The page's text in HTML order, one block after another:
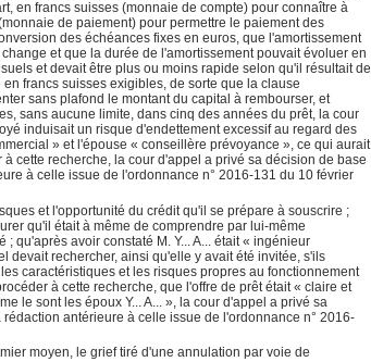
en francs suisses (monnaie de compte) pour connaître à
de paiement) pour permettre le paiement des
des échéances fixes en euros, que l'amortissement
et que la durée de l'amortissement pouvait évoluer en
et devait être plus ou moins rapide selon qu'il résultait de
francs suisses exigibles, de sorte que la clause
sans plafond le montant du capital à rembourser, et
sans aucune limite, dans cinq des années du prêt, la cour
induisait un risque d'endettement excessif au regard des
» et l'épouse « conseillère prévoyance », ce qui aurait
cette recherche, la cour d'appel a privé sa décision de base
à celle issue de l'ordonnance n° 2016-131 du 10 février
et l'opportunité du crédit qu'il se prépare à souscrire ;
qu'il était à même de comprendre par lui-même
qu'après avoir constaté M. Y... A... était « ingénieur
devait rechercher, ainsi qu'elle y avait été invitée, s'ils
caractéristiques et les risques propres au fonctionnement
à cette recherche, que l'offre de prêt était « claire et
le sont les époux Y... A... », la cour d'appel a privé sa
antérieure à celle issue de l'ordonnance n° 2016-
moyen, le grief tiré d'une annulation par voie de